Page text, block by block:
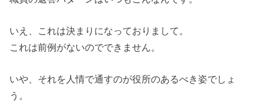
いえ、これは決まりになっておりまして。
これは前例がないのでできません。
いや、それを人情で通すのが役所のあるべき姿でしょ
う。